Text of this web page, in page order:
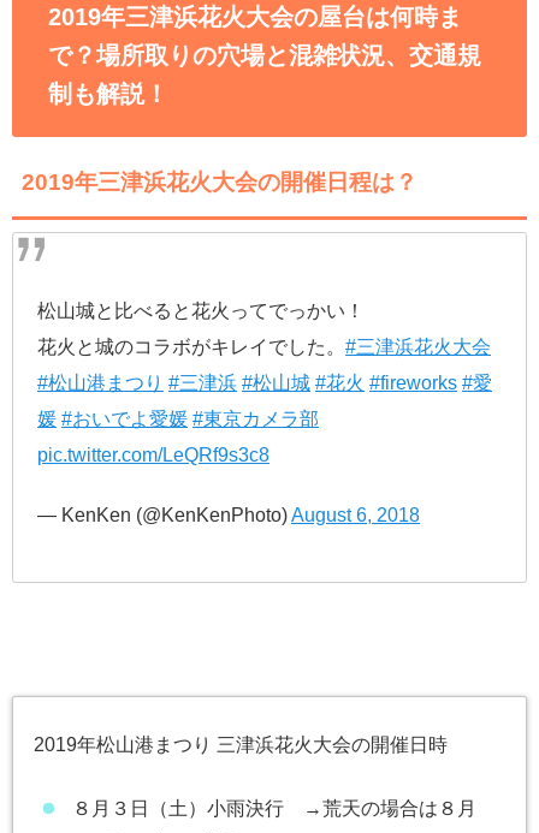
2019年三津浜花火大会の屋台は何時ま
で？場所取りの穴場と混雑状況、交通規
制も解説！
2019年三津浜花火大会の開催日程は？
松山城と比べると花火ってでっかい！
花火と城のコラボがキレイでした。 #三津浜花火大会
#松山港まつり #三津浜 #松山城 #花火 #fireworks #愛
媛 #おいでよ愛媛 #東京カメラ部
pic.twitter.com/LeQRf9s3c8
— KenKen (@KenKenPhoto)August 6, 2018
2019年松山港まつり 三津浜花火大会の開催日時
８月３日（土）小雨決行 →荒天の場合は８月